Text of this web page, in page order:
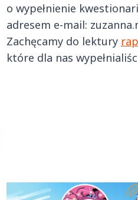
o wypełnienie
adresem e-mail:
Zachęcamy do lektury
które dla nas